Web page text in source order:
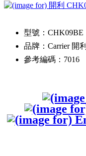
型號：CHK09BE
品牌：Carrier 開利
參考編碼：7016